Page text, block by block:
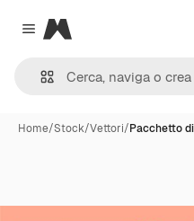
Close menu
Magnific
Home/Stock/Vettori/Pacchetto